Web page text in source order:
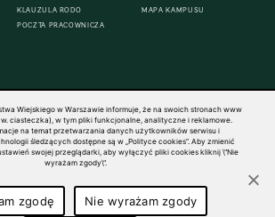
KLAUZULA RODO
POCZTA PRACOWNICZA
MAPA KAMPUSU
SGGW — ALL RIGHTS RESERVED
Wiejskiego w Warszawie informuje, że na swoich stronach www
ciasteczka), w tym pliki funkcjonalne, analityczne i reklamowe.
na temat przetwarzania danych użytkowników serwisu i
śledzących dostępne są w „Polityce cookies”. Aby zmienić
swojej przeglądarki, aby wyłączyć pliki cookies kliknij \"Nie
wyrażam zgody\".
zgodę Nie wyrażam zgody